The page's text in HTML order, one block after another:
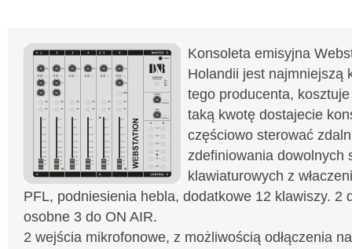
Konsoleta emisyjna
Holandii jest najmniejszą
tego producenta,
taką kwotę dostajecie
częściowo sterować
zdefiniowania dowolnych
klawiaturowych z
PFL, podniesienia hebla, dodatkowe 12 klawiszy. 2
osobne 3 do ON AIR.
2 wejścia mikrofonowe, z możliwością odłączenia